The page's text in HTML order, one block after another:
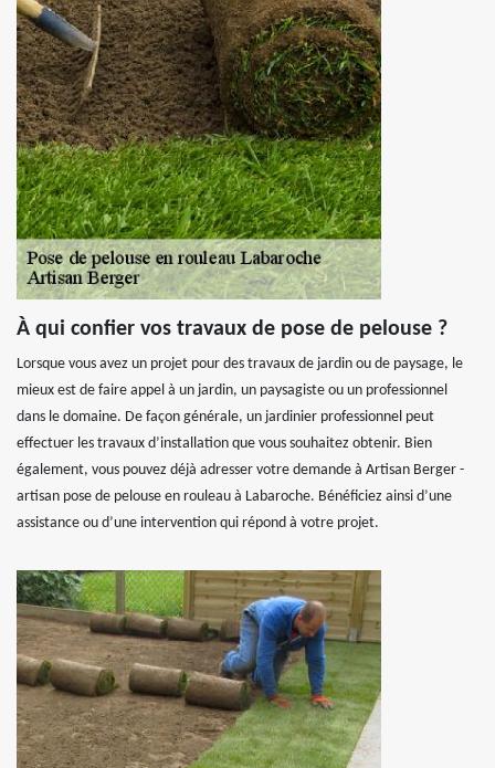
À qui confier vos travaux de pose de pelouse ?
Lorsque vous avez un projet pour des travaux de jardin ou de paysage, le
mieux est de faire appel à un jardin, un paysagiste ou un professionnel
dans le domaine. De façon générale, un jardinier professionnel peut
effectuer les travaux d’installation que vous souhaitez obtenir. Bien
également, vous pouvez déjà adresser votre demande à Artisan Berger -
artisan pose de pelouse en rouleau à Labaroche. Bénéficiez ainsi d’une
assistance ou d’une intervention qui répond à votre projet.